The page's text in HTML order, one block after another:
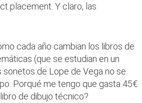
placement. Y claro, las
cada año cambian los libros de
(que se estudian en un
sonetos de Lope de Vega no se
Porqué me tengo que gasta 45€
de dibujo técnico?